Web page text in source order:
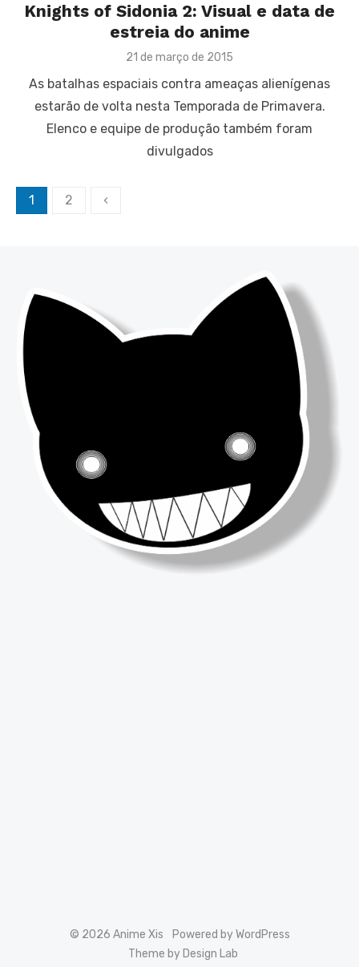
Knights of Sidonia 2: Visual e data de
estreia do anime
Posted
21 de março de 2015
As batalhas espaciais contra ameaças alienígenas
estarão de volta nesta Temporada de Primavera.
Elenco e equipe de produção também foram
divulgados
Paginação
1 2 ‹
© 2026 Anime Xis
Powered by WordPress
Theme by Design Lab